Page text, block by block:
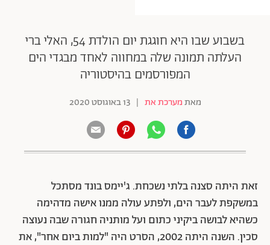
בשבוע שבו היא חוגגת יום הולדת 54, האלי ברי
העלתה תמונה שלה במחווה לאחד מבגדי הים
המפורסמים בהיסטוריה
מאתמערכת את | 13 באוגוסט 2020
זאת היתה סצנה בלתי נשכחת. ג'יימס בונד מסתכל
במשקפת לעבר הים, ולפתע עולה ממנו אישה מדהימה
כשהיא לבושה ביקיני כתום ועל מותניה חגורה שבה נעוצה
סכין. השנה היתה 2002, הסרט היה "למות ביום אחר", את